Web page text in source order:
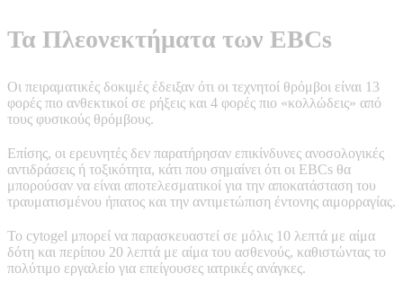
Τα Πλεονεκτήματα των EBCs
Οι πειραματικές δοκιμές έδειξαν ότι οι τεχνητοί θρόμβοι είναι 13
φορές πιο ανθεκτικοί σε ρήξεις και 4 φορές πιο «κολλώδεις» από
τους φυσικούς θρόμβους.
Επίσης, οι ερευνητές δεν παρατήρησαν επικίνδυνες ανοσολογικές
αντιδράσεις ή τοξικότητα, κάτι που σημαίνει ότι οι EBCs θα
μπορούσαν να είναι αποτελεσματικοί για την αποκατάσταση του
τραυματισμένου ήπατος και την αντιμετώπιση έντονης αιμορραγίας.
Το cytogel μπορεί να παρασκευαστεί σε μόλις 10 λεπτά με αίμα
δότη και περίπου 20 λεπτά με αίμα του ασθενούς, καθιστώντας το
πολύτιμο εργαλείο για επείγουσες ιατρικές ανάγκες.